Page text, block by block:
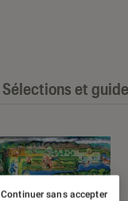
Sélections et
Continuer sans accepter